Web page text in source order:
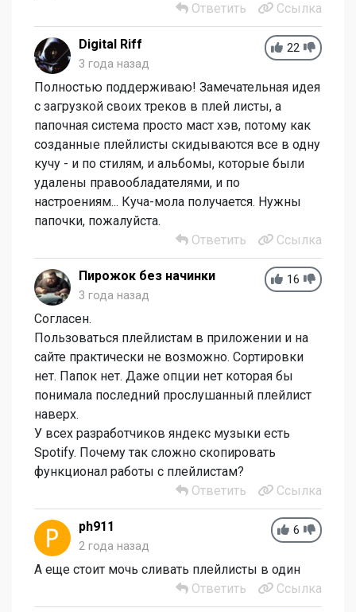
Ответить
Ссылка
22
Digital Riff
3 года назад
Полностью поддерживаю! Замечательная идея
с загрузкой своих треков в плей листы, а
папочная система просто маст хэв, потому как
созданные плейлисты скидываются все в одну
кучу - и по стилям, и альбомы, которые были
удалены правообладателями, и по
настроениям... Куча-мола получается. Нужны
папочки, пожалуйста.
Ответить
Ссылка
16
Пирожок без начинки
3 года назад
Согласен.
Пользоваться плейлистам в приложении и на
сайте практически не возможно. Сортировки
нет. Папок нет. Даже опции нет которая бы
понимала последний прослушанный плейлист
наверх.
У всех разработчиков яндекс музыки есть
Spotify. Почему так сложно скопировать
функционал работы с плейлистам?
Ответить
Ссылка
6
ph911
2 года назад
А еще стоит мочь сливать плейлисты в один
Ответить
Ссылка